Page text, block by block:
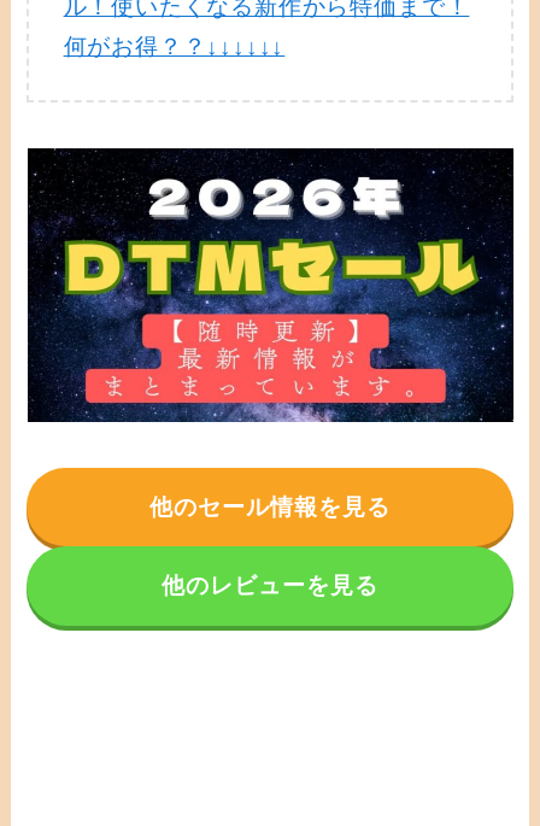
ル！使いたくなる新作から特価まで！
何がお得？？↓↓↓↓↓↓
他のセール情報を見る
他のレビューを見る